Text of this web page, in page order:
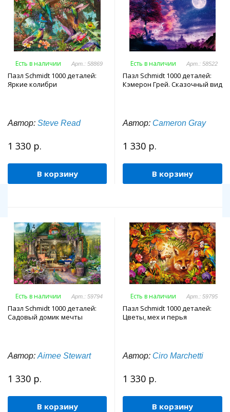
Есть в наличии Арт.: 58869
Пазл Schmidt 1000 деталей:
Яркие колибри
Автор: Steve Read
1 330 р.
В корзину
Есть в наличии Арт.: 58522
Пазл Schmidt 1000 деталей:
Кэмерон Грей. Сказочный вид
Автор: Cameron Gray
1 330 р.
В корзину
Есть в наличии Арт.: 59794
Пазл Schmidt 1000 деталей:
Садовый домик мечты
Автор: Aimee Stewart
1 330 р.
В корзину
Есть в наличии Арт.: 59795
Пазл Schmidt 1000 деталей:
Цветы, мех и перья
Автор: Ciro Marchetti
1 330 р.
В корзину